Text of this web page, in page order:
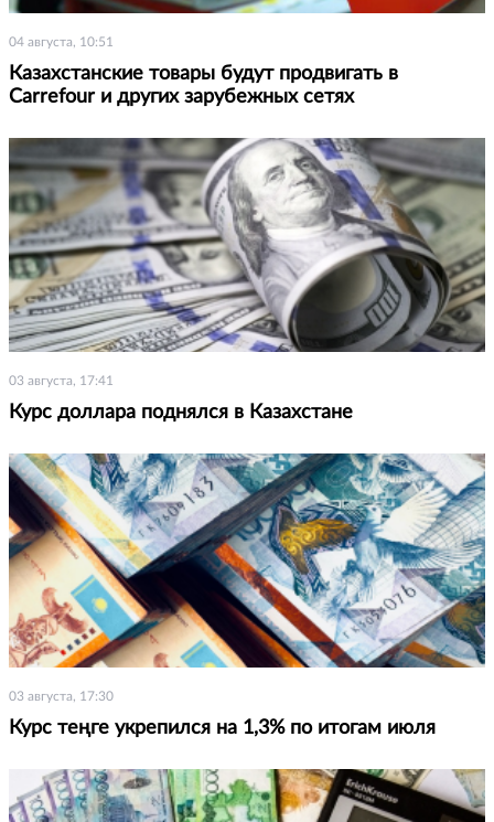
04 августа, 10:51
Казахстанские товары будут продвигать в
Carrefour и других зарубежных сетях
03 августа, 17:41
Курс доллара поднялся в Казахстане
03 августа, 17:30
Курс теңге укрепился на 1,3% по итогам июля